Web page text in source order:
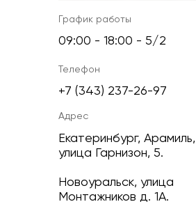
+7 (343) 237-26-97
Телефон
График работы
09:00 - 18:00 - 5/2
Екатеринбург, Арамиль,
улица Гарнизон, 5.
Новоуральск, улица
Монтажников д. 1А.
Адрес